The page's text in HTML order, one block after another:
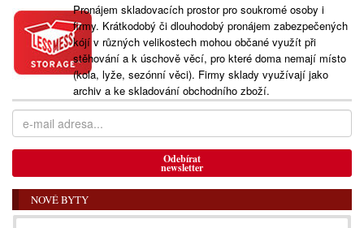
Pronájem skladovacích prostor pro soukromé osoby i
firmy. Krátkodobý či dlouhodobý pronájem zabezpečených
kójí v různých velikostech mohou občané využít při
stěhování a k úschově věcí, pro které doma nemají místo
(kola, lyže, sezónní věci). Firmy sklady využívají jako
archiv a ke skladování obchodního zboží.
Odebírat
newsletter
NOVÉ BYTY